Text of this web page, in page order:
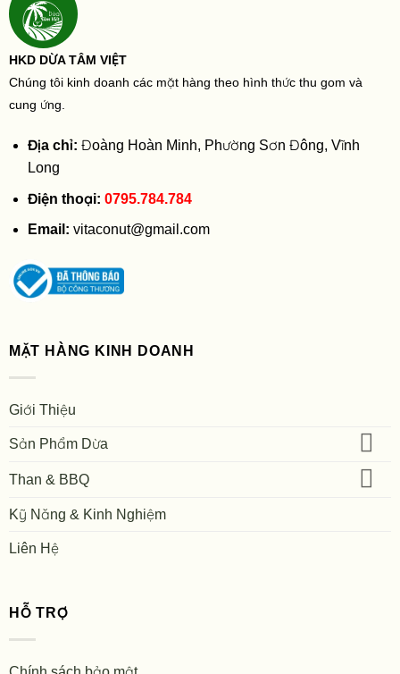
HKD DỪA TÂM VIỆT
Chúng tôi kinh doanh các mặt hàng theo hình thức thu gom và
cung ứng.
Địa chỉ: Đoàng Hoàn Minh, Phường Sơn Đông, Vĩnh
Long
Điện thoại: 0795.784.784
Email: vitaconut@gmail.com
MẶT HÀNG KINH DOANH
Giới Thiệu
Sản Phẩm Dừa
Than & BBQ
Kỹ Năng & Kinh Nghiệm
Liên Hệ
HỖ TRỢ